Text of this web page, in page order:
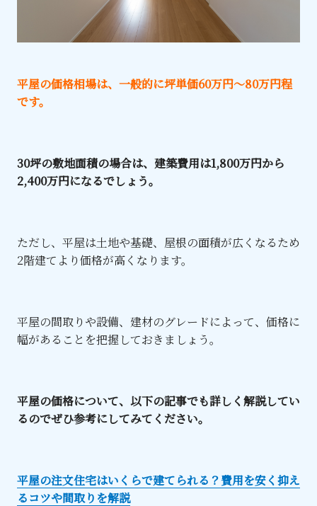
平屋の価格相場は、一般的に坪単価60万円～80万円程
です。
30坪の敷地面積の場合は、建築費用は1,800万円から
2,400万円になるでしょう。
ただし、平屋は土地や基礎、屋根の面積が広くなるため
2階建てより価格が高くなります。
平屋の間取りや設備、建材のグレードによって、価格に
幅があることを把握しておきましょう。
平屋の価格について、以下の記事でも詳しく解説してい
るのでぜひ参考にしてみてください。
平屋の注文住宅はいくらで建てられる？費用を安く抑え
るコツや間取りを解説